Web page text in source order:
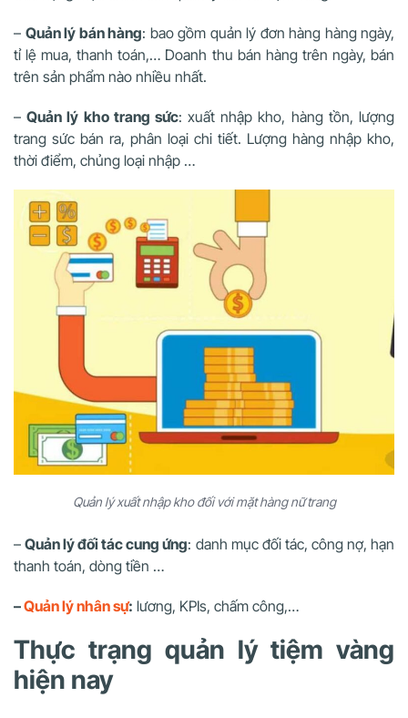
– Quản lý bán hàng: bao gồm quản lý đơn hàng hàng ngày,
tỉ lệ mua, thanh toán,… Doanh thu bán hàng trên ngày, bán
trên sản phẩm nào nhiều nhất.
–Quản lý kho trang sức: xuất nhập kho, hàng tồn, lượng
trang sức bán ra, phân loại chi tiết. Lượng hàng nhập kho,
thời điểm, chủng loại nhập …
Quản lý xuất nhập kho đối với mặt hàng nữ trang
–Quản lý đối tác cung ứng: danh mục đối tác, công nợ, hạn
thanh toán, dòng tiền …
–Quản lý nhân sự: lương, KPIs, chấm công,…
Thực trạng quản lý tiệm vàng
hiện nay